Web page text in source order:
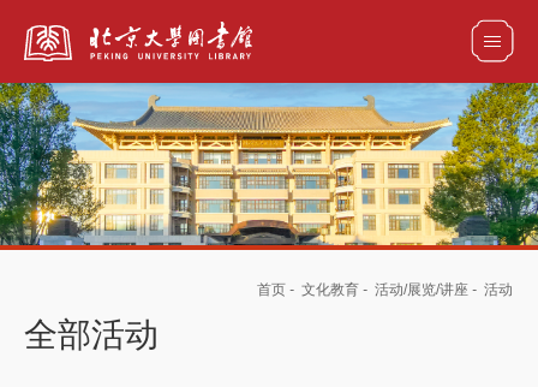
全部资源
首页 - 文化教育 - 活动/展览/讲座 - 活动
全部活动